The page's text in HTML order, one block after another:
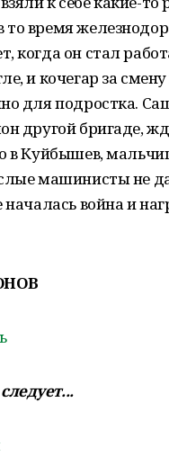
то время
когда он стал
и кочегар за
для подростка.
другой бригаде,
в Куйбышев,
машинисты не
началась война и